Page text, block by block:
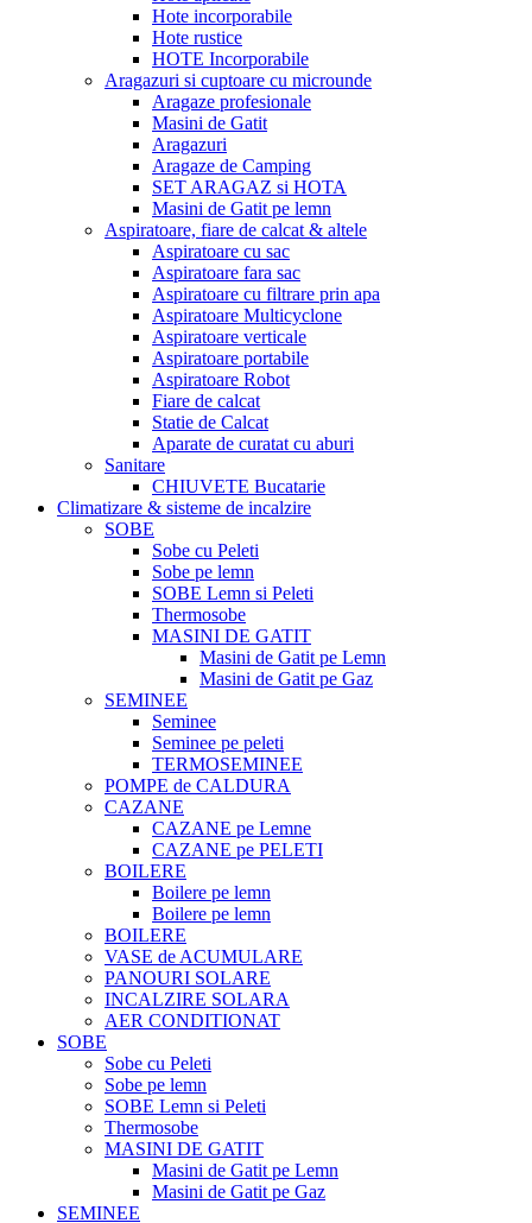
Hote incorporabile
Hote rustice
HOTE Incorporabile
Aragazuri si cuptoare cu microunde
Aragaze profesionale
Masini de Gatit
Aragazuri
Aragaze de Camping
SET ARAGAZ si HOTA
Masini de Gatit pe lemn
Aspiratoare, fiare de calcat & altele
Aspiratoare cu sac
Aspiratoare fara sac
Aspiratoare cu filtrare prin apa
Aspiratoare Multicyclone
Aspiratoare verticale
Aspiratoare portabile
Aspiratoare Robot
Fiare de calcat
Statie de Calcat
Aparate de curatat cu aburi
Sanitare
CHIUVETE Bucatarie
Climatizare & sisteme de incalzire
SOBE
Sobe cu Peleti
Sobe pe lemn
SOBE Lemn si Peleti
Thermosobe
MASINI DE GATIT
Masini de Gatit pe Lemn
Masini de Gatit pe Gaz
SEMINEE
Seminee
Seminee pe peleti
TERMOSEMINEE
POMPE de CALDURA
CAZANE
CAZANE pe Lemne
CAZANE pe PELETI
BOILERE
Boilere pe lemn
Boilere pe lemn
BOILERE
VASE de ACUMULARE
PANOURI SOLARE
INCALZIRE SOLARA
AER CONDITIONAT
SOBE
Sobe cu Peleti
Sobe pe lemn
SOBE Lemn si Peleti
Thermosobe
MASINI DE GATIT
Masini de Gatit pe Lemn
Masini de Gatit pe Gaz
SEMINEE